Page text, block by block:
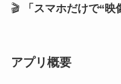
🎬 「スマホだけで“映
アプリ概要